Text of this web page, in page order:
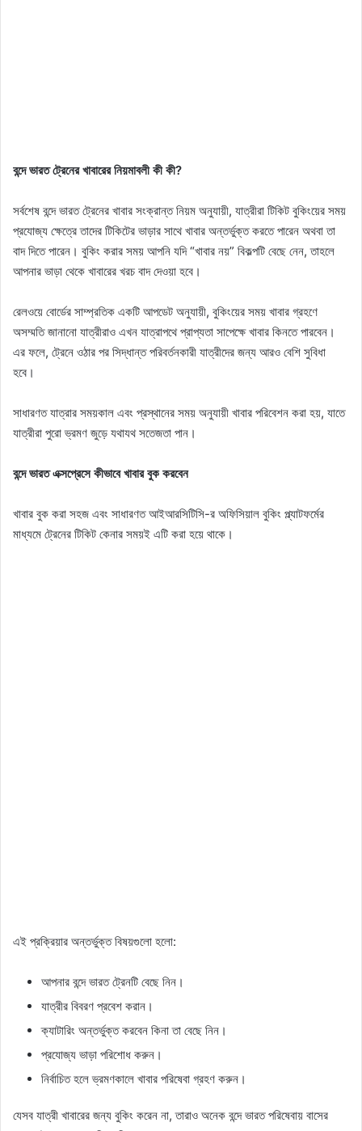
বন্দে ভারত ট্রেনের খাবারের নিয়মাবলী কী কী?
সর্বশেষ বন্দে ভারত ট্রেনের খাবার সংক্রান্ত নিয়ম অনুযায়ী, যাত্রীরা টিকিট বুকিংয়ের সময়
প্রযোজ্য ক্ষেত্রে তাদের টিকিটের ভাড়ার সাথে খাবার অন্তর্ভুক্ত করতে পারেন অথবা তা
বাদ দিতে পারেন। বুকিং করার সময় আপনি যদি “খাবার নয়” বিকল্পটি বেছে নেন, তাহলে
আপনার ভাড়া থেকে খাবারের খরচ বাদ দেওয়া হবে।
রেলওয়ে বোর্ডের সাম্প্রতিক একটি আপডেট অনুযায়ী, বুকিংয়ের সময় খাবার গ্রহণে
অসম্মতি জানানো যাত্রীরাও এখন যাত্রাপথে প্রাপ্যতা সাপেক্ষে খাবার কিনতে পারবেন।
এর ফলে, ট্রেনে ওঠার পর সিদ্ধান্ত পরিবর্তনকারী যাত্রীদের জন্য আরও বেশি সুবিধা
হবে।
সাধারণত যাত্রার সময়কাল এবং প্রস্থানের সময় অনুযায়ী খাবার পরিবেশন করা হয়, যাতে
যাত্রীরা পুরো ভ্রমণ জুড়ে যথাযথ সতেজতা পান।
বন্দে ভারত এক্সপ্রেসে কীভাবে খাবার বুক করবেন
খাবার বুক করা সহজ এবং সাধারণত আইআরসিটিসি-র অফিসিয়াল বুকিং প্ল্যাটফর্মের
মাধ্যমে ট্রেনের টিকিট কেনার সময়ই এটি করা হয়ে থাকে।
এই প্রক্রিয়ার অন্তর্ভুক্ত বিষয়গুলো হলো:
আপনার বন্দে ভারত ট্রেনটি বেছে নিন।
যাত্রীর বিবরণ প্রবেশ করান।
ক্যাটারিং অন্তর্ভুক্ত করবেন কিনা তা বেছে নিন।
প্রযোজ্য ভাড়া পরিশোধ করুন।
নির্বাচিত হলে ভ্রমণকালে খাবার পরিষেবা গ্রহণ করুন।
যেসব যাত্রী খাবারের জন্য বুকিং করেন না, তারাও অনেক বন্দে ভারত পরিষেবায় বাসের